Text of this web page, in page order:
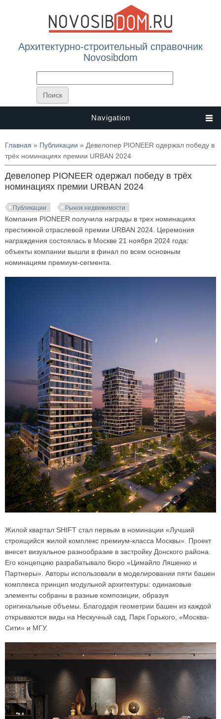
Архитектурно-строительный справочник
Novosibdom
Navigation
Вы здесь
Главная » Публикации » Девелопер PIONEER одержал победу в
трёх номинациях премии URBAN 2024
Девелопер PIONEER одержал победу в трёх
номинациях премии URBAN 2024
Публикации Рынок недвижимости
Компания PIONEER получила награды в трех номинациях
престижной отраслевой премии URBAN 2024. Церемония
награждения состоялась в Москве 21 ноября 2024 года:
объекты компании вышли в финал по всем основным
номинациям премиум-сегмента.
Жилой квартал SHIFT стал первым в номинации «Лучший
строящийся жилой комплекс премиум-класса Москвы». Проект
внесет визуальное разнообразие в застройку Донского района.
Его концепцию разрабатывало бюро «Цимайло Ляшенко и
Партнеры». Авторы использовали в моделировании пяти башен
комплекса принцип модульной архитектуры: одинаковые
элементы собраны в разные композиции, образуя
оригинальные объемы. Благодаря геометрии башен из каждой
открываются виды на Нескучный сад, Парк Горького, «Москва-
Сити» и МГУ.